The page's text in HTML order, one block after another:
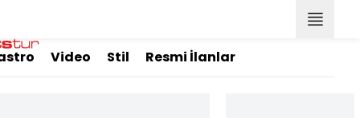
Video Stil Resmi İlanlar